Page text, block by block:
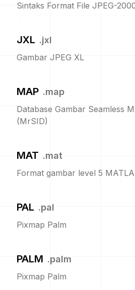
Sintaks Format File JPEG-
JXL .jxl
Gambar JPEG XL
MAP .map
Database Gambar Seamless
(MrSID)
MAT .mat
Format gambar level 5
PAL .pal
Pixmap Palm
PALM .palm
Pixmap Palm